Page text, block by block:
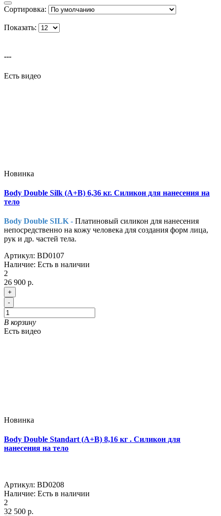
Сортировка:
Показать:
---
Есть видео
Новинка
Body Double Silk (A+B) 6,36 кг. Силикон для нанесения на
тело
Body Double SILK - Платиновый силикон для нанесения
непосредственно на кожу человека для создания форм лица,
рук и др. частей тела.
Артикул: BD0107
Наличие: Есть в наличии
2
26 900 р.
+
-
В корзину
Есть видео
Новинка
Body Double Standart (A+B) 8,16 кг . Силикон для
нанесения на тело
Артикул: BD0208
Наличие: Есть в наличии
2
32 500 р.